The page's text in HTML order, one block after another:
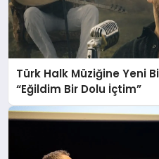
Türk Halk Müziğine Yeni
“Eğildim Bir Dolu İçtim”